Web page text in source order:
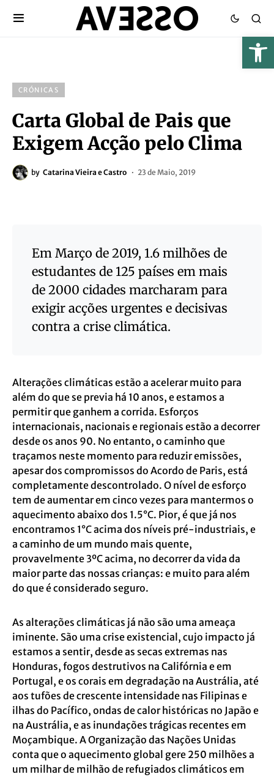
CRÓNICAS
Carta Global de Pais que
Exigem Acção pelo Clima
by Catarina Vieira e Castro 23 de Maio, 2019
Em Março de 2019, 1.6 milhões de
estudantes de 125 países em mais
de 2000 cidades marcharam para
exigir acções urgentes e decisivas
contra a crise climática.
Alterações climáticas estão a acelerar muito para
além do que se previa há 10 anos, e estamos a
permitir que ganhem a corrida. Esforços
internacionais, nacionais e regionais estão a decorrer
desde os anos 90. No entanto, o caminho que
traçamos neste momento para reduzir emissões,
apesar dos compromissos do Acordo de Paris, está
completamente descontrolado. O nível de esforço
tem de aumentar em cinco vezes para mantermos o
aquecimento abaixo dos 1.5°C. Pior, é que já nos
encontramos 1°C acima dos níveis pré-industriais, e
a caminho de um mundo mais quente,
provavelmente 3ºC acima, no decorrer da vida da
maior parte das nossas crianças: e muito para além
do que é considerado seguro.
As alterações climáticas já não são uma ameaça
iminente. São uma crise existencial, cujo impacto já
estamos a sentir, desde as secas extremas nas
Honduras, fogos destrutivos na Califórnia e em
Portugal, e os corais em degradação na Austrália, até
aos tufões de crescente intensidade nas Filipinas e
ilhas do Pacífico, ondas de calor históricas no Japão e
na Austrália, e as inundações trágicas recentes em
Moçambique. A Organização das Nações Unidas
conta que o aquecimento global gere 250 milhões a
um milhar de milhão de refugiados climáticos em